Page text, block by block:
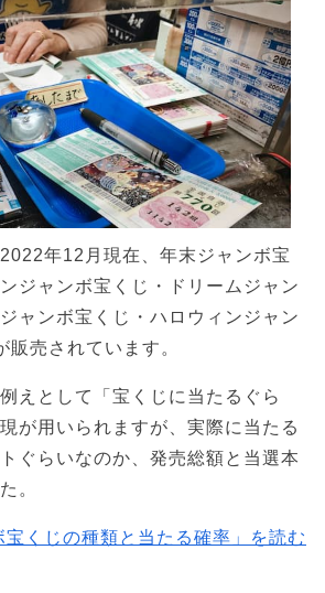
年12月現在、年末ジャンボ宝
ジャンボ宝くじ・ドリームジャン
ャンボ宝くじ・ハロウィンジャン
販売されています。
えとして「宝くじに当たるぐら
が用いられますが、実際に当たる
ぐらいなのか、発売総額と当選本
。
宝くじの種類と当たる確率」を読む